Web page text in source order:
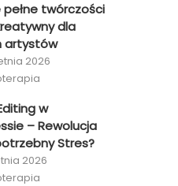
pełne twórczości
dla
artystów
2026
w
– Rewolucja
Stres?
2026